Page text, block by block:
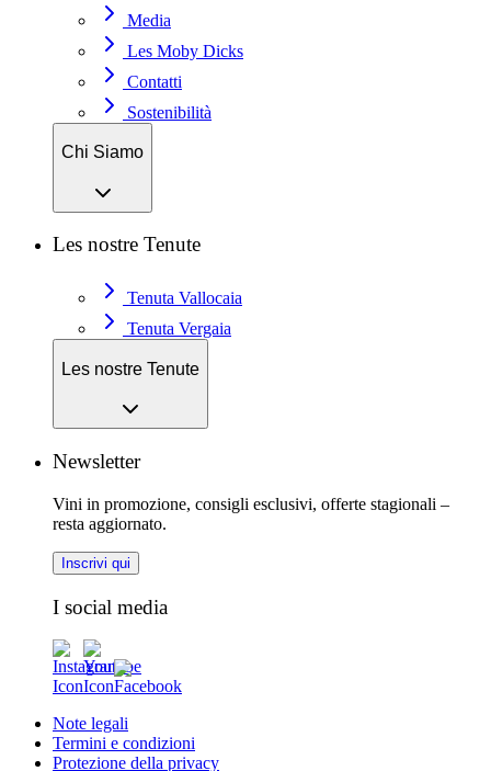
Media
Les Moby Dicks
Contatti
Sostenibilità
Chi Siamo
Les nostre Tenute
Tenuta Vallocaia
Tenuta Vergaia
Les nostre Tenute
Newsletter
Vini in promozione, consigli esclusivi, offerte stagionali –
resta aggiornato.
Inscrivi qui
I social media
Note legali
Termini e condizioni
Protezione della privacy